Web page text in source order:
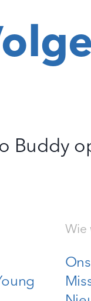
Buddy
Wie